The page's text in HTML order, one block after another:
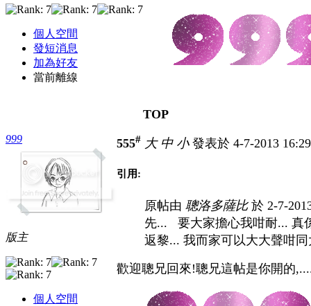
個人空間
發短消息
加為好友
當前離線
TOP
999
版主
個人空間
555# 大 中 小發表於 4-7-2013
引用:
原帖由 聰洛多薩比於 2-7-
先... 要大家擔心我咁耐... 真
返黎... 我而家可以大大聲咁
歡迎聰兄回來!聰兄這帖是你開的